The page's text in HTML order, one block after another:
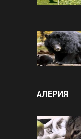
АЛЕРИЯ